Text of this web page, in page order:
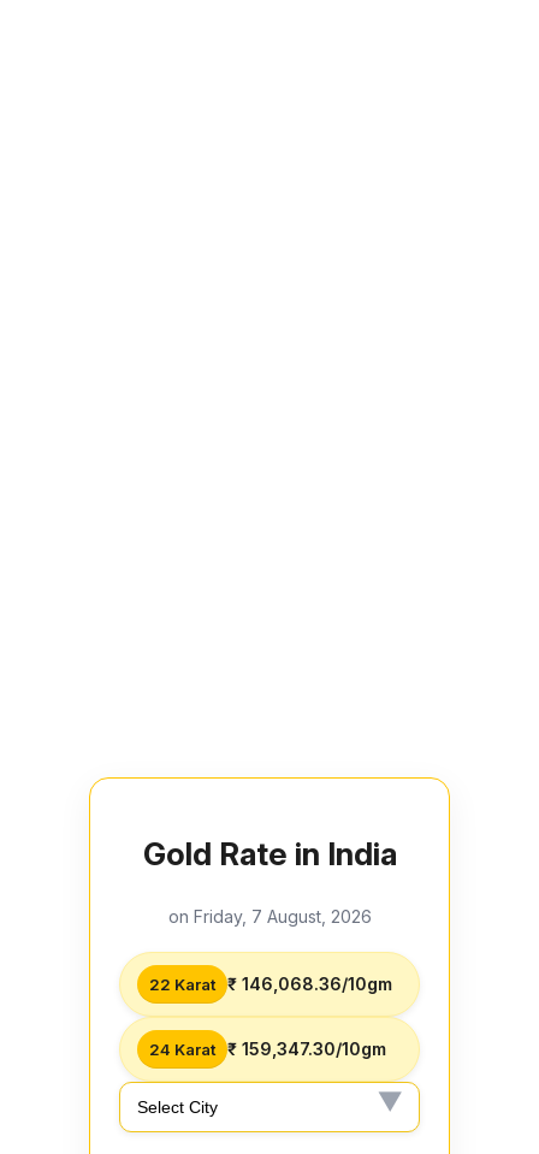
Gold Rate in India
on Friday, 7 August, 2026
22 Karat ₹ 146,068.36/10gm
24 Karat ₹ 159,347.30/10gm